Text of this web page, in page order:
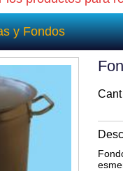
y Fondos
Cant